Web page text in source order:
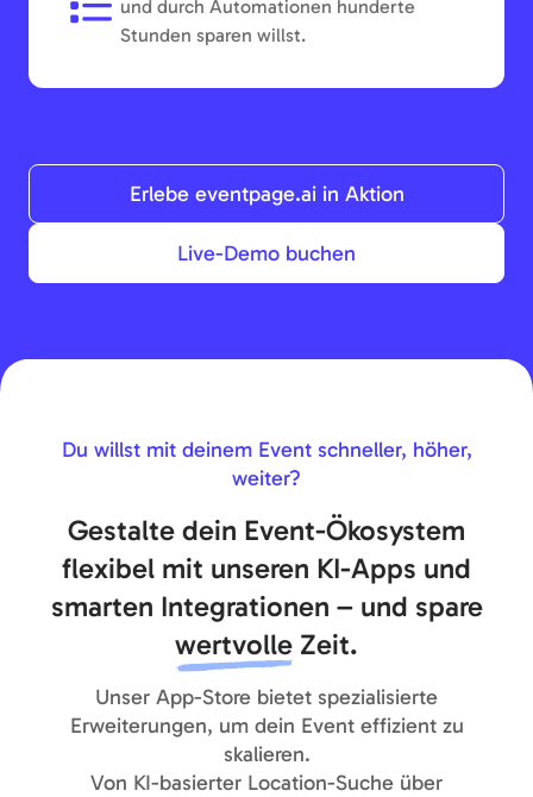
und durch Automationen hunderte
Stunden sparen willst.
Erlebe eventpage.ai in Aktion
Live-Demo buchen
Du willst mit deinem Event schneller, höher,
weiter?
Gestalte dein Event-Ökosystem
flexibel mit unseren KI-Apps und
smarten Integrationen – und spare
wertvolle Zeit.
Unser App-Store bietet spezialisierte
Erweiterungen, um dein Event effizient zu
skalieren.
Von KI-basierter Location-Suche über